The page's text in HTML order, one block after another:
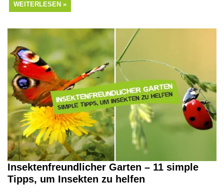
WEITERLESEN »
Insektenfreundlicher Garten – 11 simple
Tipps, um Insekten zu helfen